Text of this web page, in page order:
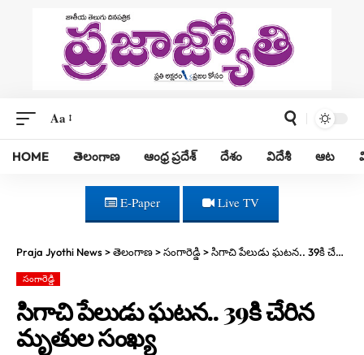
Aa
HOME తెలంగాణ ఆంధ్ర ప్రదేశ్ దేశం విదేశీ ఆట
E-Paper Live TV
Praja Jyothi News>తెలంగాణ>సంగారెడ్డి>సిగాచి పేలుడు ఘ‌ట‌న‌.. 39కి చేరిన మృతుల సంఖ్య
సంగారెడ్డి
సిగాచి పేలుడు ఘ‌ట‌న‌.. 39కి చేరిన
మృతుల సంఖ్య